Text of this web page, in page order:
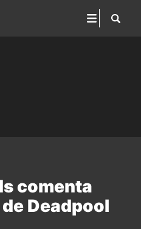
comenta
Deadpool